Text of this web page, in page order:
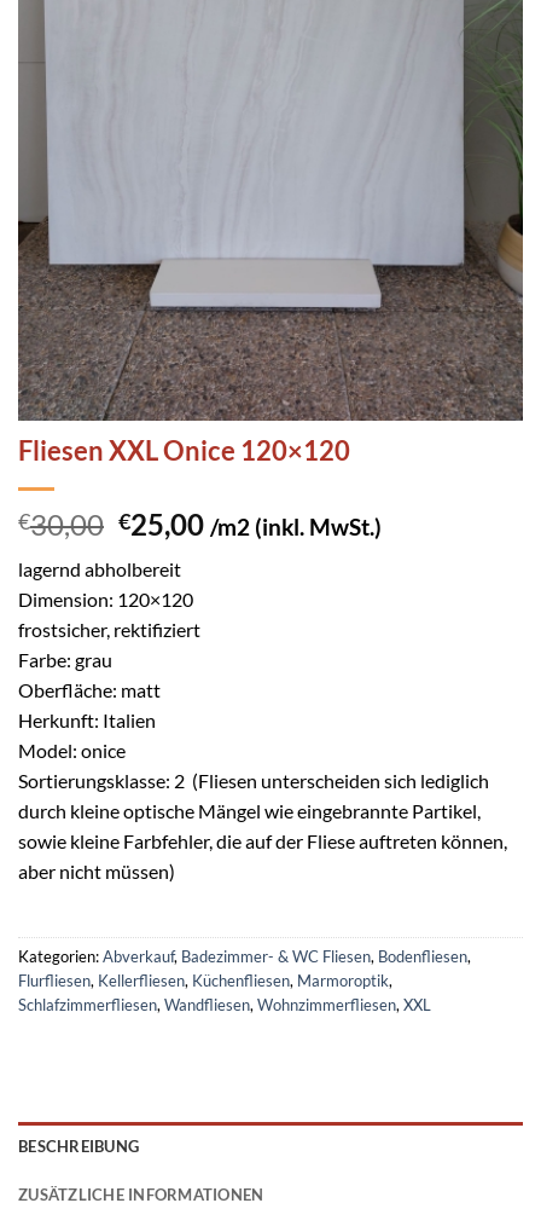
Fliesen XXL Onice 120×120
€30,00 Ursprünglicher
Preis
war:
€30,00
€25,00Aktueller
/m2 (inkl. MwSt.)
lagernd abholbereit
Dimension: 120×120
frostsicher, rektifiziert
Farbe: grau
Oberfläche: matt
Herkunft: Italien
Model: onice
Sortierungsklasse: 2 (Fliesen unterscheiden sich lediglich
durch kleine optische Mängel wie eingebrannte Partikel,
sowie kleine Farbfehler, die auf der Fliese auftreten können,
aber nicht müssen)
Kategorien:Abverkauf, Badezimmer- & WC Fliesen, Bodenfliesen,
Flurfliesen, Kellerfliesen, Küchenfliesen, Marmoroptik,
Schlafzimmerfliesen, Wandfliesen, Wohnzimmerfliesen, XXL
BESCHREIBUNG
ZUSÄTZLICHE INFORMATIONEN